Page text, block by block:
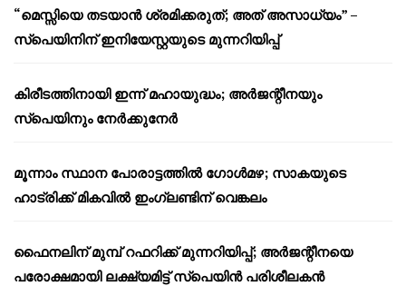
“മെസ്സിയെ തടയാൻ ശ്രമിക്കരുത്; അത് അസാധ്യം” –
സ്പെയിനിന് ഇനിയേസ്റ്റയുടെ മുന്നറിയിപ്പ്
കിരീടത്തിനായി ഇന്ന് മഹായുദ്ധം; അർജന്റീനയും
സ്പെയിനും നേർക്കുനേർ
മൂന്നാം സ്ഥാന പോരാട്ടത്തിൽ ഗോൾമഴ; സാകയുടെ
ഹാട്രിക്ക് മികവിൽ ഇംഗ്ലണ്ടിന് വെങ്കലം
ഫൈനലിന് മുമ്പ് റഫറിക്ക് മുന്നറിയിപ്പ്; അർജന്റീനയെ
പരോക്ഷമായി ലക്ഷ്യമിട്ട് സ്പെയിൻ പരിശീലകൻ